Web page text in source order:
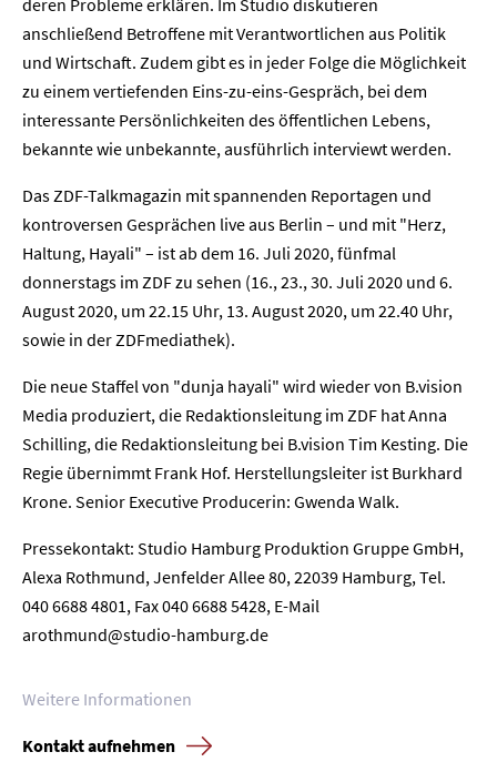
deren Probleme erklären. Im Studio diskutieren
anschließend Betroffene mit Verantwortlichen aus Politik
und Wirtschaft. Zudem gibt es in jeder Folge die Möglichkeit
zu einem vertiefenden Eins-zu-eins-Gespräch, bei dem
interessante Persönlichkeiten des öffentlichen Lebens,
bekannte wie unbekannte, ausführlich interviewt werden.
Das ZDF-Talkmagazin mit spannenden Reportagen und
kontroversen Gesprächen live aus Berlin – und mit "Herz,
Haltung, Hayali" – ist ab dem 16. Juli 2020, fünfmal
donnerstags im ZDF zu sehen (16., 23., 30. Juli 2020 und 6.
August 2020, um 22.15 Uhr, 13. August 2020, um 22.40 Uhr,
sowie in der ZDFmediathek).
Die neue Staffel von "dunja hayali" wird wieder von B.vision
Media produziert, die Redaktionsleitung im ZDF hat Anna
Schilling, die Redaktionsleitung bei B.vision Tim Kesting. Die
Regie übernimmt Frank Hof. Herstellungsleiter ist Burkhard
Krone. Senior Executive Producerin: Gwenda Walk.
Pressekontakt: Studio Hamburg Produktion Gruppe GmbH,
Alexa Rothmund, Jenfelder Allee 80, 22039 Hamburg, Tel.
040 6688 4801, Fax 040 6688 5428, E-Mail
arothmund@studio-hamburg.de
Weitere Informationen
Kontakt aufnehmen
Home
Unternehmen
Presse
Karriere
Kontakt
Newsletter Datenschutz